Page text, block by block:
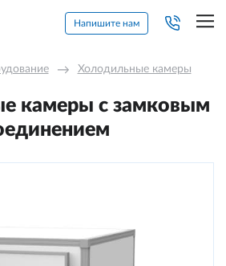
Напишите нам
→ Холодильные камеры
камеры с замковым